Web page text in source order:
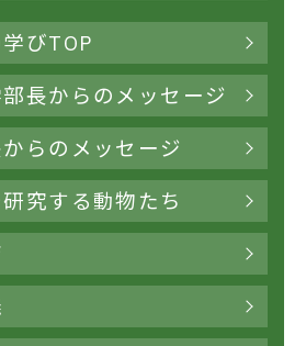
びTOP
長からのメッセージ
らのメッセージ
究する動物たち